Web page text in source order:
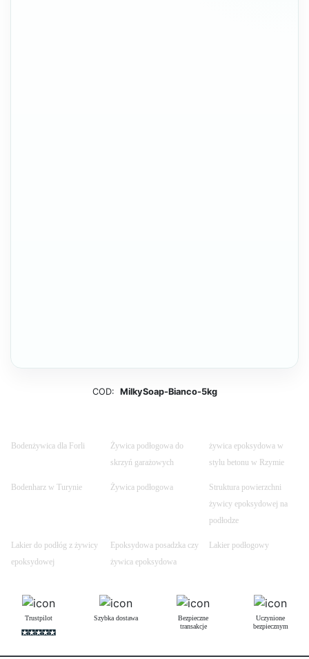
COD: MilkySoap-Bianco-5kg
Bodenżywica dla Forli
Żywica podłogowa do
skrzyń garażowych
żywica epoksydowa w
stylu betonu w Rzymie
Bodenharz w Turynie Żywica podłogowa
Struktura powierzchni
żywicy epoksydowej na
podłodze
Lakier do podłóg z żywicy
epoksydowej
Epoksydowa posadzka czy
żywica epoksydowa
Lakier podłogowy
Trustpilot Szybka dostawa
Bezpieczne
transakcje
Uczynione
bezpiecznym